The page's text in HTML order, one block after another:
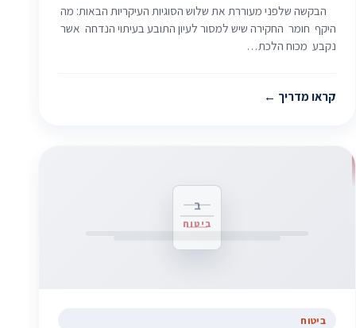
הבקשה שלפני מעוררת את שלוש הסוגיות העיקריות הבאות: מה
היקף חומר החקירה שיש למסור לעיון התובע בעיתוי הנדחה אשר
נקבע מכוח הלכת…
קראו מדריך
ב
ביטוח
ביטוח